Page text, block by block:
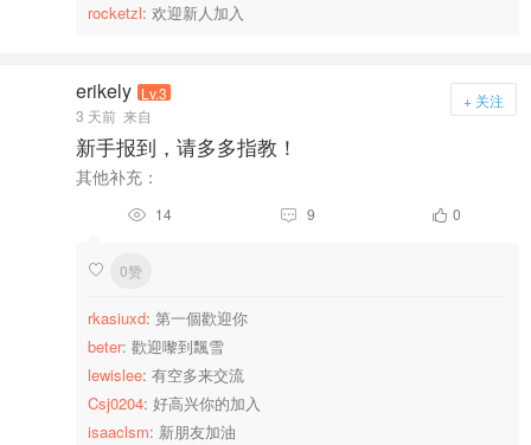
rocketzl: 欢迎新人加入
erikely Lv.3
3 天前 来自
+ 关注
新手报到，请多多指教！
其他补充：
 14  9  0
 0赞
rkasiuxd: 第一個歡迎你
beter: 歡迎嚟到飄雪
lewislee: 有空多来交流
Csj0204: 好高兴你的加入
isaaclsm: 新朋友加油